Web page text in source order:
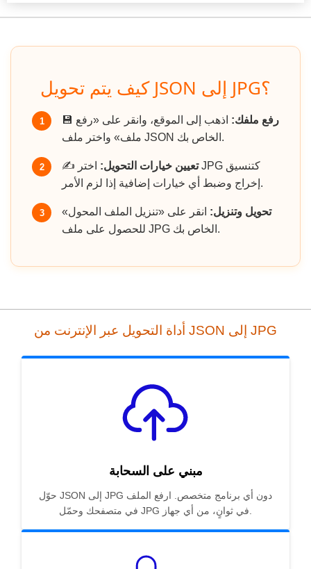
كيف يتم تحويل JSON إلى JPG؟
1 💾 رفع ملفك: اذهب إلى الموقع، وانقر على «رفع
ملف» واختر ملف JSON الخاص بك.
2 ✍️ تعيين خيارات التحويل: اختر JPG كتنسيق
إخراج وضبط أي خيارات إضافية إذا لزم الأمر.
3 تحويل وتنزيل: انقر على «تنزيل الملف المحول»
للحصول على ملف JPG الخاص بك.
أداة التحويل عبر الإنترنت من JSON إلى JPG
مبني على السحابة
حوّل JSON إلى JPG دون أي برنامج متخصص. ارفع الملف